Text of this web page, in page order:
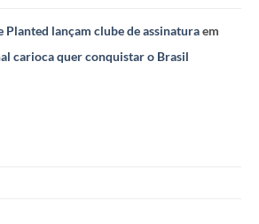
Planted lançam clube de assinaturaem
carioca quer conquistar o Brasil